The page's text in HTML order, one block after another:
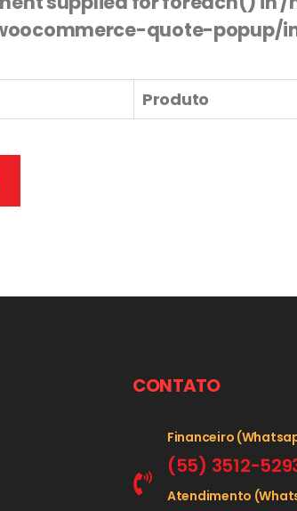
quote-popup/
Produto
CONTATO
Financeiro
(55) 3512-
Atendimento